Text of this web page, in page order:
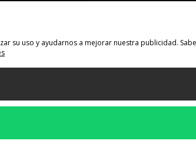
su uso y ayudarnos a mejorar nuestra publicidad.